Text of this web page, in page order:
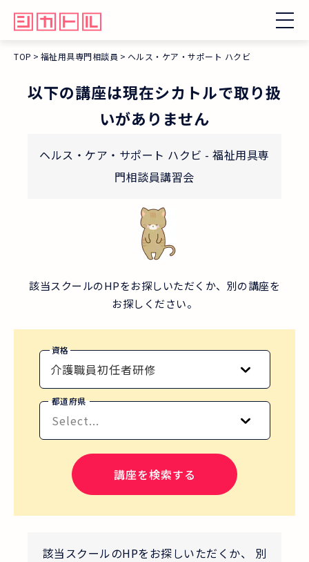
TOP 福祉用具専門相談員 ヘルス・ケア・サポート ハクビ
以下の講座は現在シカトルで取り扱
いがありません
ヘルス・ケア・サポート ハクビ -福祉用具専
門相談員講習会
該当スクールのHPをお探しいただくか、別の講座を
お探しください。
資格
介護職員初任者研修
都道府県
Select...
講座を検索する
該当スクールのHPをお探しいただくか、 別